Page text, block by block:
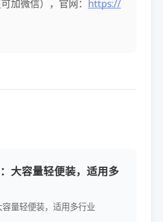
加微信），官网： https://
大容量轻便装，适用多
量轻便装，适用多行业